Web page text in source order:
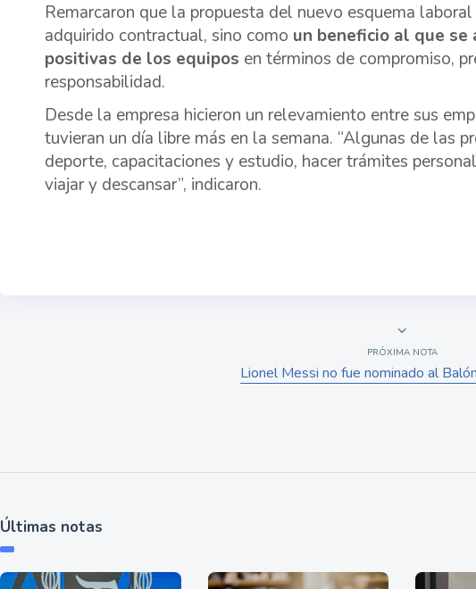
Remarcaron que la propuesta del nuevo esquema
adquirido contractual, sino como un beneficio al que se
positivas de los equipos en términos de compromiso,
responsabilidad.
Desde la empresa hicieron un relevamiento entre sus
tuvieran un día libre más en la semana. “Algunas de las
deporte, capacitaciones y estudio, hacer trámites
viajar y descansar”, indicaron.
PRÓXIMA NOTA
Lionel Messi no fue nominado al
Últimas notas